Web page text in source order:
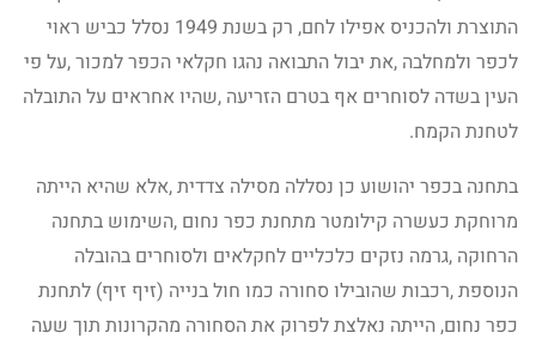
התוצרת ולהכניס אפילו לחם, רק בשנת 1949 נסלל כביש ראוי
לכפר ולמחלבה ,את יבול התבואה נהגו חקלאי הכפר למכור ,על פי
העין בשדה לסוחרים אף בטרם הזריעה ,שהיו אחראים על התובלה
לטחנת הקמח.
בתחנה בכפר יהושוע כן נסללה מסילה צדדית ,אלא שהיא הייתה
מרוחקת כעשרה קילומטר מתחנת כפר נחום ,השימוש בתחנה
הרחוקה ,גרמה נזקים כלכליים לחקלאים ולסוחרים בהובלה
הנוספת ,רכבות שהובילו סחורה כמו חול בנייה (זיף זיף) לתחנת
כפר נחום, הייתה נאלצת לפרוק את הסחורה מהקרונות תוך שעה